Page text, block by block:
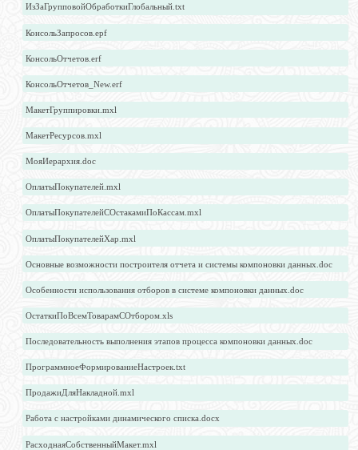
ИзЗаГрупповойОбработкиГлобальный.txt
КонсольЗапросов.epf
КонсольОтчетов.erf
КонсольОтчетов_New.erf
МакетГруппировки.mxl
МакетРесурсов.mxl
МояИерархия.doc
ОплатыПокупателей.mxl
ОплатыПокупателейСОстакамиПоКассам.mxl
ОплатыПокупателейХар.mxl
Основные возможности построителя отчета и системы компоновки данных.doc
Особенности использования отборов в системе компоновки данных.doc
ОстаткиПоВсемТоварамСОтбором.xls
Последовательность выполнения этапов процесса компоновки данных.doc
ПрограммноеФормированиеНастроек.txt
ПродажиДляНакладной.mxl
Работа с настройками динамического списка.docx
РасходнаяСобственныйМакет.mxl